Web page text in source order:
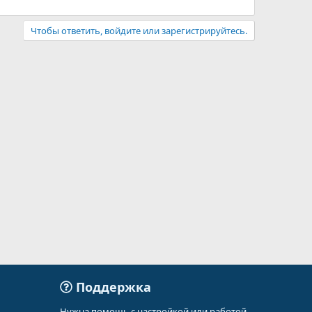
Чтобы ответить, войдите или зарегистрируйтесь.
Поддержка